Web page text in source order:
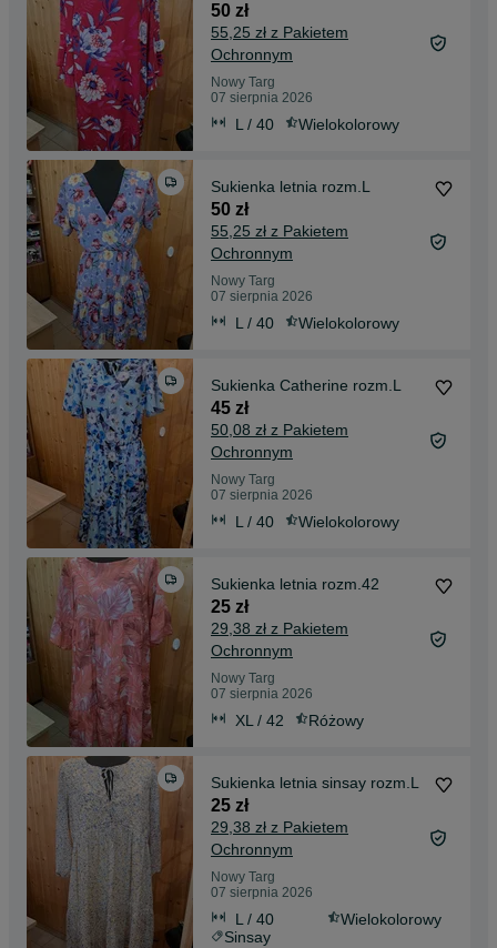
50 zł
55,25 zł z Pakietem
Ochronnym
Nowy Targ
07 sierpnia 2026
L / 40 Wielokolorowy
Sukienka letnia rozm.L
50 zł
55,25 zł z Pakietem
Ochronnym
Nowy Targ
07 sierpnia 2026
L / 40 Wielokolorowy
Sukienka Catherine rozm.L
45 zł
50,08 zł z Pakietem
Ochronnym
Nowy Targ
07 sierpnia 2026
L / 40 Wielokolorowy
Sukienka letnia rozm.42
25 zł
29,38 zł z Pakietem
Ochronnym
Nowy Targ
07 sierpnia 2026
XL / 42 Różowy
Sukienka letnia sinsay rozm.L
25 zł
29,38 zł z Pakietem
Ochronnym
Nowy Targ
07 sierpnia 2026
L / 40
Wielokolorowy
Sinsay